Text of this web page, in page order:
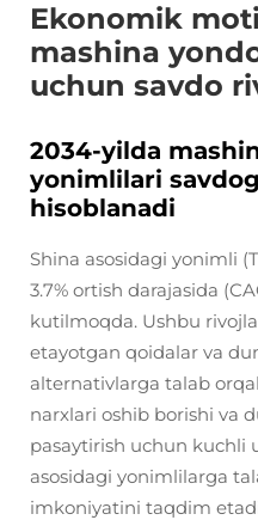
Ekonomik
mashina
uchun savdo
2034-yilda
yonimlilari
hisoblanadi
Shina asosidagi yonimli
3.7% ortish darajasida
kutilmoqda. Ushbu
etayotgan qoidalar va
alternativlarga talab
narxlari oshib borishi va
pasaytirish uchun kuchli
asosidagi yonimlilarga
imkoniyatini taqdim